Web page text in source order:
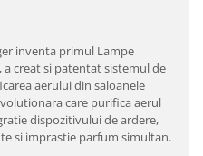
inventa primul Lampe
a creat si patentat sistemul de
aerului din saloanele
care purifica aerul
dispozitivului de ardere,
si imprastie parfum simultan.